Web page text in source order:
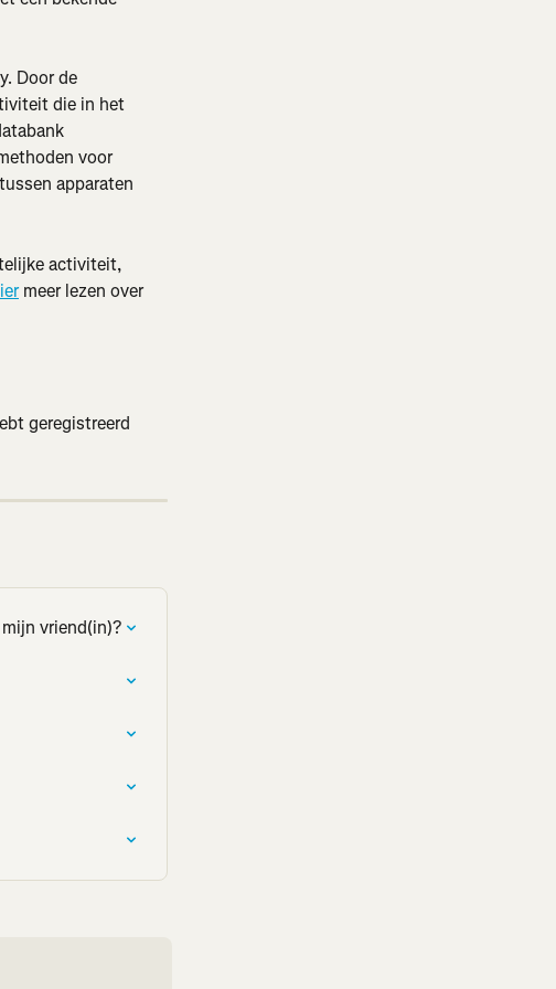
Door de
die in het
voor
apparaten
activiteit,
meer lezen over
geregistreerd
vriend(in)?